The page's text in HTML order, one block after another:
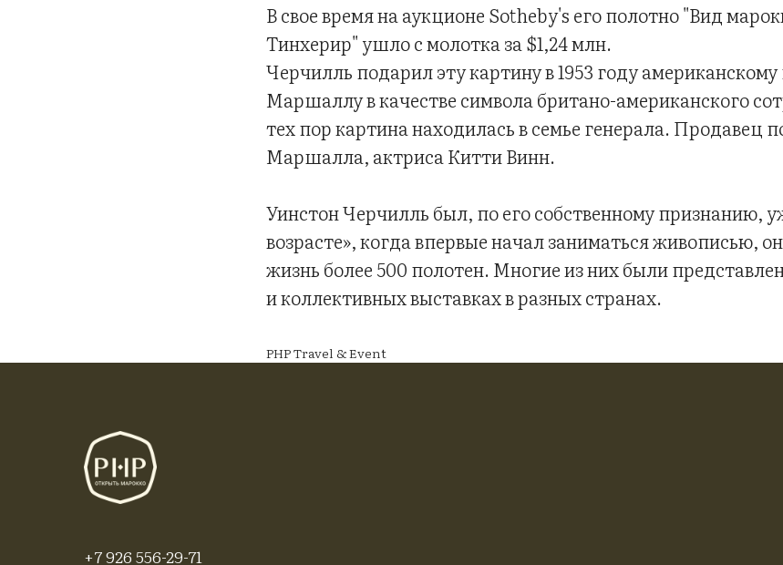
В свое время на аукционе Sotheby's его полотно "Вид
Тинхерир" ушло с молотка за $1,24 млн.
Черчилль подарил эту картину в 1953 году
Маршаллу в качестве символа британо-американского
тех пор картина находилась в семье генерала. Продавец
Маршалла, актриса Китти Винн.
Уинстон Черчилль был, по его собственному признанию,
возрасте», когда впервые начал заниматься живописью,
жизнь более 500 полотен. Многие из них были
и коллективных выставках в разных странах.
PHP Travel & Event
+7 926 556-29-71